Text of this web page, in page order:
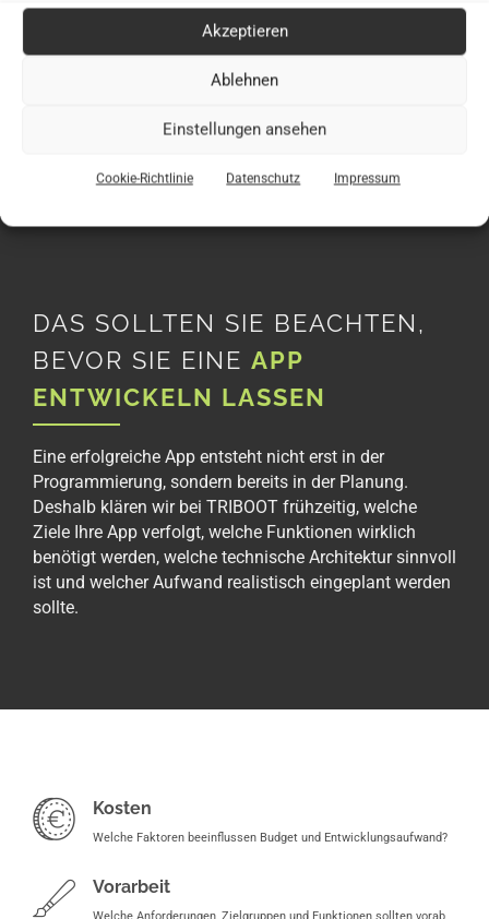
Akzeptieren
Ablehnen
Einstellungen ansehen
Cookie-Richtlinie Datenschutz Impressum
Sportvereine und Tennis-Communitys
Case Study: eMed App – Mobile App Lernplattform
für Medizin-Studierende
DAS SOLLTEN SIE BEACHTEN,
BEVOR SIE EINE APP
ENTWICKELN LASSEN
Eine erfolgreiche App entsteht nicht erst in der
Programmierung, sondern bereits in der Planung.
Deshalb klären wir bei TRIBOOT frühzeitig, welche
Ziele Ihre App verfolgt, welche Funktionen wirklich
benötigt werden, welche technische Architektur sinnvoll
ist und welcher Aufwand realistisch eingeplant werden
sollte.
Kosten
Welche Faktoren beeinflussen Budget und Entwicklungsaufwand?
Vorarbeit